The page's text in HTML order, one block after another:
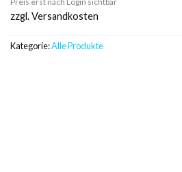
zzgl. Versandkosten
Kategorie:Alle Produkte